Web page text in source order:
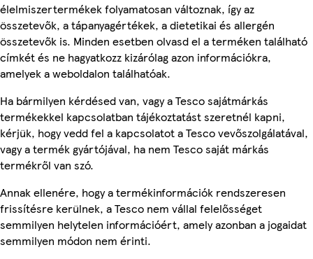
élelmiszertermékek folyamatosan változnak, így az
összetevők, a tápanyagértékek, a dietetikai és allergén
összetevők is. Minden esetben olvasd el a terméken található
címkét és ne hagyatkozz kizárólag azon információkra,
amelyek a weboldalon találhatóak.
Ha bármilyen kérdésed van, vagy a Tesco sajátmárkás
termékekkel kapcsolatban tájékoztatást szeretnél kapni,
kérjük, hogy vedd fel a kapcsolatot a Tesco vevőszolgálatával,
vagy a termék gyártójával, ha nem Tesco saját márkás
termékről van szó.
Annak ellenére, hogy a termékinformációk rendszeresen
frissítésre kerülnek, a Tesco nem vállal felelősséget
semmilyen helytelen információért, amely azonban a jogaidat
semmilyen módon nem érinti.